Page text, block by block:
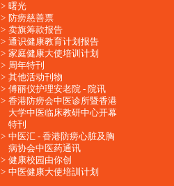
曙光
防痨慈善票
卖旗筹款报告
通识健康教育计划报告
家庭健康大使培训计划
周年特刊
其他活动刊物
傅丽仪护理安老院 - 院讯
香港防痨会中医诊所暨香港
大学中医临床教研中心开幕
特刊
中医汇 - 香港防痨心脏及胸
病协会中医药通讯
健康校园由你创
中医健康大使培訓计划